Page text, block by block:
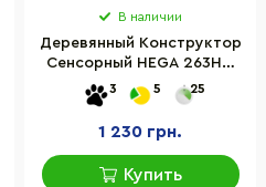
В наличии
Деревянный Конструктор
Сенсорный НЕGА 263HG
26 фигур
3 5 25
1 230 грн.
Купить